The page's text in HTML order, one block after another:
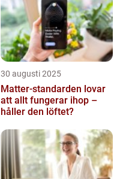
30 augusti 2025
Matter-standarden lovar
att allt fungerar ihop –
håller den löftet?